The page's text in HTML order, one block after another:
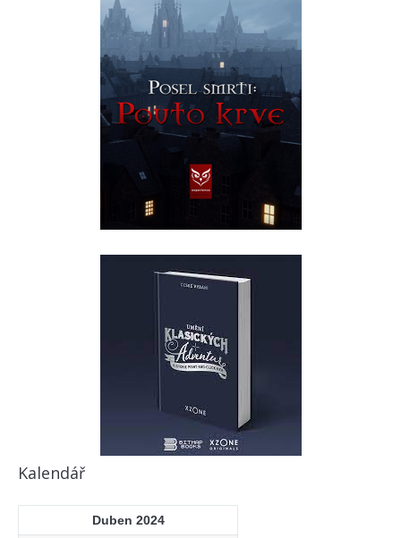
Kalendář
Duben 2024